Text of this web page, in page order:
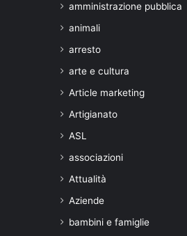
amministrazione pubblica
animali
arresto
arte e cultura
Article marketing
Artigianato
ASL
associazioni
Attualità
Aziende
bambini e famiglie